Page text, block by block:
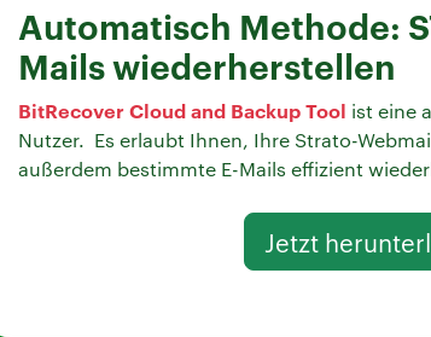
Automatisch Methode:
Mails wiederherstellen
BitRecover Cloud and Backup Tool ist eine
Nutzer. Es erlaubt Ihnen, Ihre Strato-
außerdem bestimmte E-Mails effizient
Jetzt